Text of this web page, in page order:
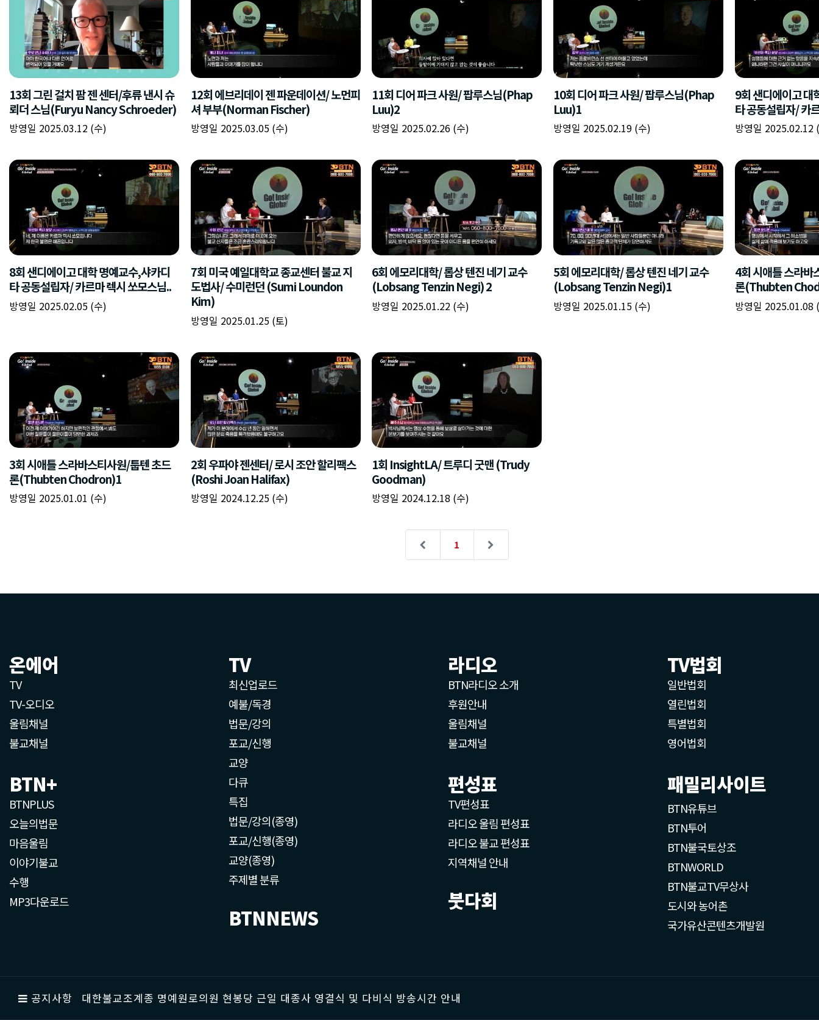
13회 그린 걸치 팜 젠 센터/후류 낸시 슈
뢰더 스님(Furyu Nancy Schroeder)
방영일 2025.03.12 (수)
12회 에브리데이 젠 파운데이션/ 노먼피
셔 부부(Norman Fischer)
방영일 2025.03.05 (수)
11회 디어 파크 사원/ 팝루스님(Phap
Luu)2
방영일 2025.02.26 (수)
10회 디어 파크 사원/ 팝루스님(Phap
Luu)1
방영일 2025.02.19 (수)
9회 샌디에이고 대
타 공동설립자/ 카
방영일 2025.02.12
8회 샌디에이고 대학 명예교수,샤카디
타 공동설립자/ 카르마 렉시 쏘모스님..
방영일 2025.02.05 (수)
7회 미국 예일대학교 종교센터 불교 지
도법사/ 수미런던 (Sumi Loundon
Kim)
방영일 2025.01.25 (토)
6회 에모리대학/ 롭상 텐진 네기 교수
(Lobsang Tenzin Negi) 2
방영일 2025.01.22 (수)
5회 에모리대학/ 롭상 텐진 네기 교수
(Lobsang Tenzin Negi)1
방영일 2025.01.15 (수)
4회 시애틀 스라바
론(Thubten
방영일 2025.01.08
3회 시애틀 스라바스티사원/툽텐 초드
론(Thubten Chodron)1
방영일 2025.01.01 (수)
2회 우파야 젠센터/ 로시 조안 할리팩스
(Roshi Joan Halifax)
방영일 2024.12.25 (수)
1회 InsightLA/ 트루디 굿맨 (Trudy
Goodman)
방영일 2024.12.18 (수)
1
온에어
TV
TV-오디오
울림채널
불교채널
BTN+
BTNPLUS
오늘의법문
마음울림
이야기불교
수행
MP3다운로드
TV
최신업로드
예불/독경
법문/강의
포교/신행
교양
다큐
특집
법문/강의(종영)
포교/신행(종영)
교양(종영)
주제별 분류
BTNNEWS
라디오
BTN라디오 소개
후원안내
울림채널
불교채널
편성표
TV편성표
라디오 울림 편성표
라디오 불교 편성표
지역채널 안내
붓다회
TV법회
일반법회
열린법회
특별법회
영어법회
패밀리사이트
BTN유튜브
BTN투어
BTN불국토상조
BTNWORLD
BTN불교TV무상사
도시와 농어촌
국가유산콘텐츠개발원
공지사항 대한불교조계종 명예원로의원 현봉당 근일 대종사 영결식 및 다비식 방송시간 안내